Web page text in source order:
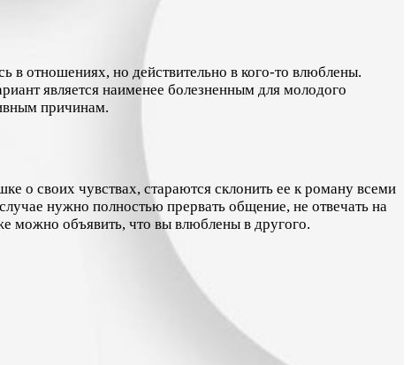
отношениях, но действительно в кого-то влюблены.
является наименее болезненным для молодого
причинам.
о своих чувствах, стараются склонить ее к роману всеми
нужно полностью прервать общение, не отвечать на
можно объявить, что вы влюблены в другого.